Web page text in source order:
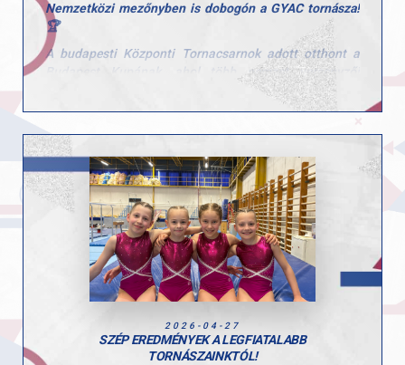
Nemzetközi mezőnyben is dobogón a GYAC tornásza!
🏆
A budapesti Központi Tornacsarnok adott otthont a
Budapest Kupának, ahol több nemzet versenyzői
A rangos mezőnyben Gál Kristóf kiemelkedő
teljesítményt nyújtott az ifjúsági korosztályban.
Gyűrűn a dobogó legfelső fokára állhatott, emellett
nyújtón ezüstérmet szerzett, talajon pedig
bronzéremmel zárta a versenyt.
Kristóf szereplése jól mutatja azt a következetes
munkát és szakmai hátteret, amely a GYAC tornászait
jellemzi.
Gratulálunk Kristófnak és edzőjének az eredményekhez
és a teljesítményhez! 👏
2026-04-27
SZÉP EREDMÉNYEK A LEGFIATALABB
TORNÁSZAINKTÓL!